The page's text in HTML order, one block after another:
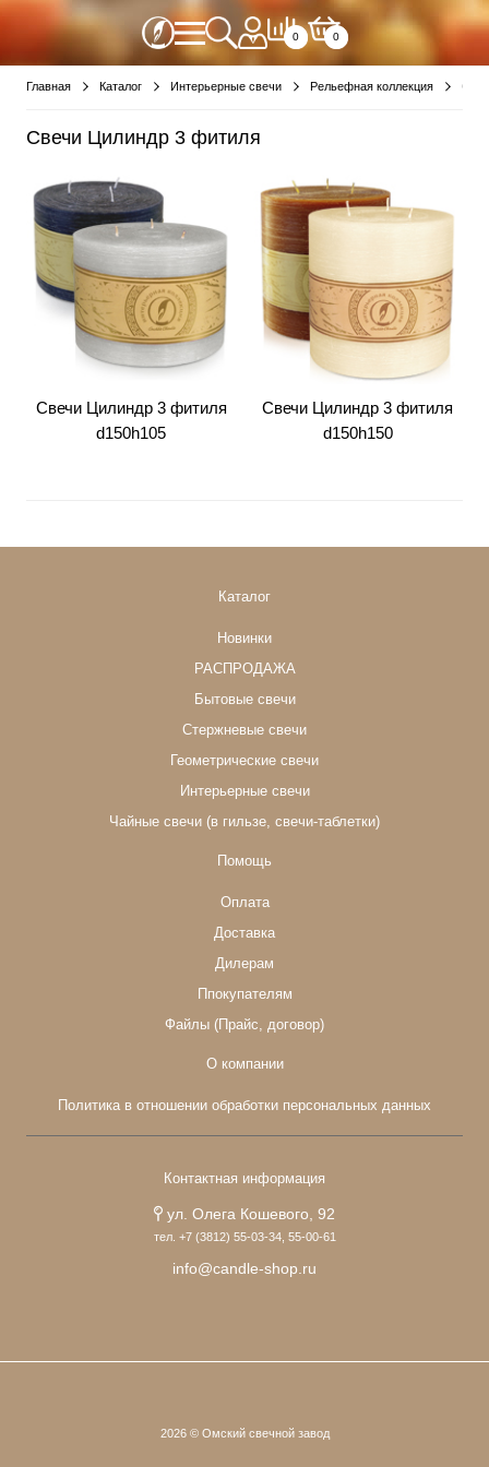
0 0
Главная Каталог Интерьерные свечи Рельефная коллекция
Свечи Цилиндр 3 фитиля
Свечи Цилиндр 3 фитиля
d150h105
Свечи Цилиндр 3 фитиля
d150h150
Каталог
Новинки
РАСПРОДАЖА
Бытовые свечи
Стержневые свечи
Геометрические свечи
Интерьерные свечи
Чайные свечи (в гильзе, свечи-таблетки)
Помощь
Оплата
Доставка
Дилерам
Ппокупателям
Файлы (Прайс, договор)
О компании
Политика в отношении обработки персональных данных
Контактная информация
ул. Олега Кошевого, 92
тел. +7 (3812) 55-03-34, 55-00-61
info@candle-shop.ru
2026 © Омский свечной завод